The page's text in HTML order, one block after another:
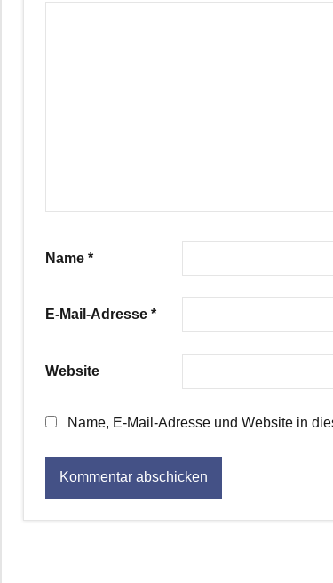
Name *
E-Mail-Adresse *
Website
Name, E-Mail-Adresse und Website in